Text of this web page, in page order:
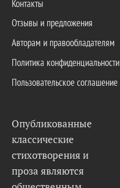
Контакты
Отзывы и предложения
Авторам и правообладателям
Политика конфиденциальности
Пользовательское соглашение
Опубликованные
классические
стихотворения и
проза являются